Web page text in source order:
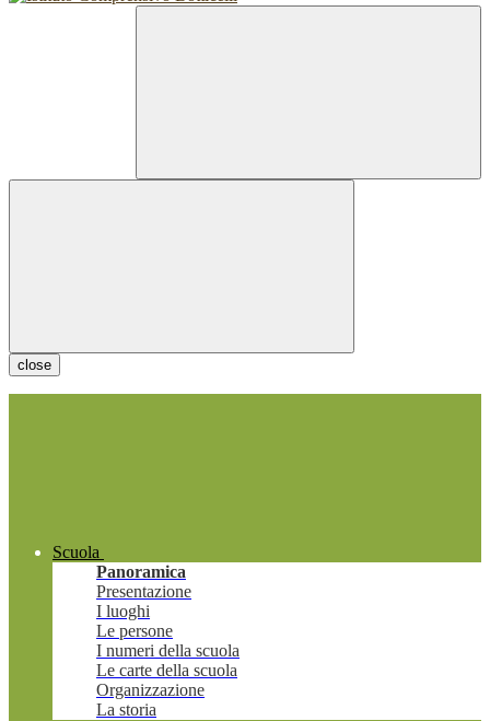
close
Scuola
Panoramica
Presentazione
I luoghi
Le persone
I numeri della scuola
Le carte della scuola
Organizzazione
La storia